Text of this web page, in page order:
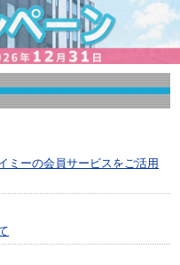
ミーの会員サービスをご活用